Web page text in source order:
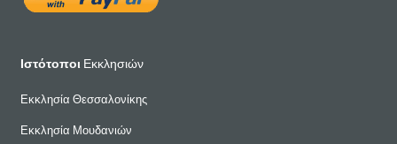
Ιστότοποι Εκκλησιών
Εκκλησία Θεσσαλονίκης
Εκκλησία Μουδανιών